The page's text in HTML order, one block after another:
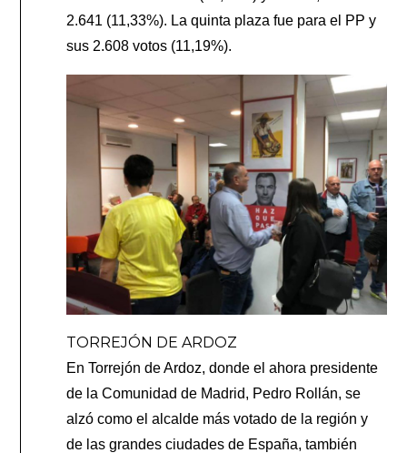
2.641 (11,33%). La quinta plaza fue para el PP y
sus 2.608 votos (11,19%).
TORREJÓN DE ARDOZ
En Torrejón de Ardoz, donde el ahora presidente
de la Comunidad de Madrid, Pedro Rollán, se
alzó como el alcalde más votado de la región y
de las grandes ciudades de España, también